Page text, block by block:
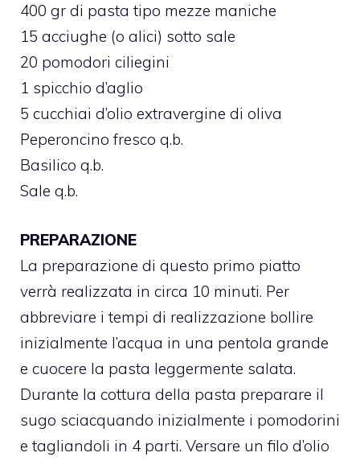
400 gr di pasta tipo mezze maniche
15 acciughe (o alici) sotto sale
20 pomodori ciliegini
1 spicchio d’aglio
5 cucchiai d’olio extravergine di oliva
Peperoncino fresco q.b.
Basilico q.b.
Sale q.b.
PREPARAZIONE
La preparazione di questo primo piatto
verrà realizzata in circa 10 minuti. Per
abbreviare i tempi di realizzazione bollire
inizialmente l’acqua in una pentola grande
e cuocere la pasta leggermente salata.
Durante la cottura della pasta preparare il
sugo sciacquando inizialmente i pomodorini
e tagliandoli in 4 parti. Versare un filo d’olio